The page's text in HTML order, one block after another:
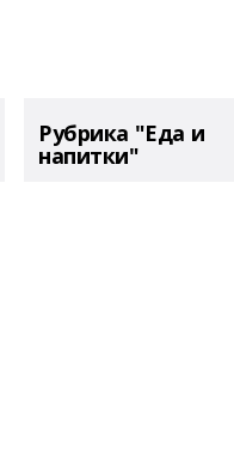
Рубрика "Еда и
напитки"